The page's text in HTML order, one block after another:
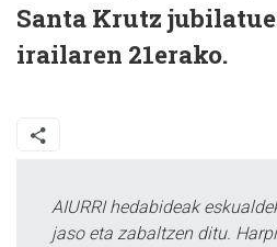
Santa Krutz
irailaren 21erako.
AIURRI hedabideak
jaso eta zabaltzen ditu.